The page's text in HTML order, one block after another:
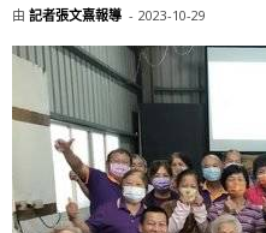
由 記者張文熹報導 - 2023-10-29